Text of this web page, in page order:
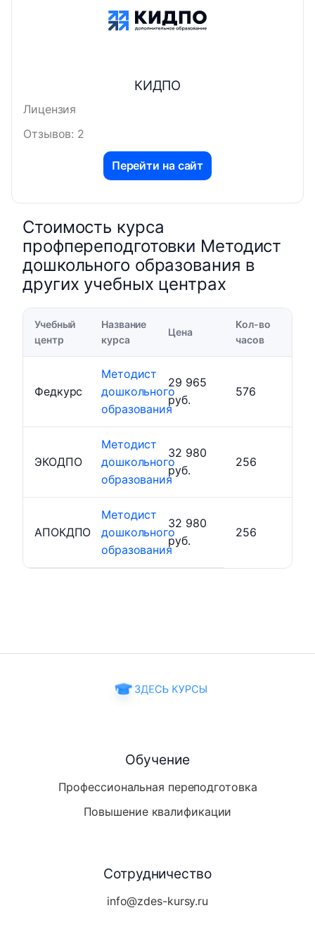
КИДПО
Лицензия
Отзывов: 2
Перейти на сайт
Стоимость курса
профпереподготовки Методист
дошкольного образования в
других учебных центрах
Учебный
центр
Название
курса
Цена
Кол-во
часов
Федкурс
Методист
дошкольного
образования
29 965
руб.
576
ЭКОДПО
Методист
дошкольного
образования
32 980
руб.
256
АПОКДПО
Методист
дошкольного
образования
32 980
руб.
256
Обучение
Профессиональная переподготовка
Повышение квалификации
Сотрудничество
info@zdes-kursy.ru